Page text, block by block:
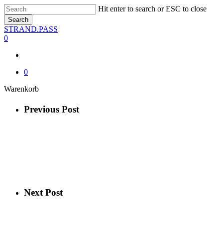
Skip
to
main
content
Hit enter to search or ESC to close
Search
Close
Search
STRAND.PASS
0
0
WarenkorbClose
Previous Post
Next Post